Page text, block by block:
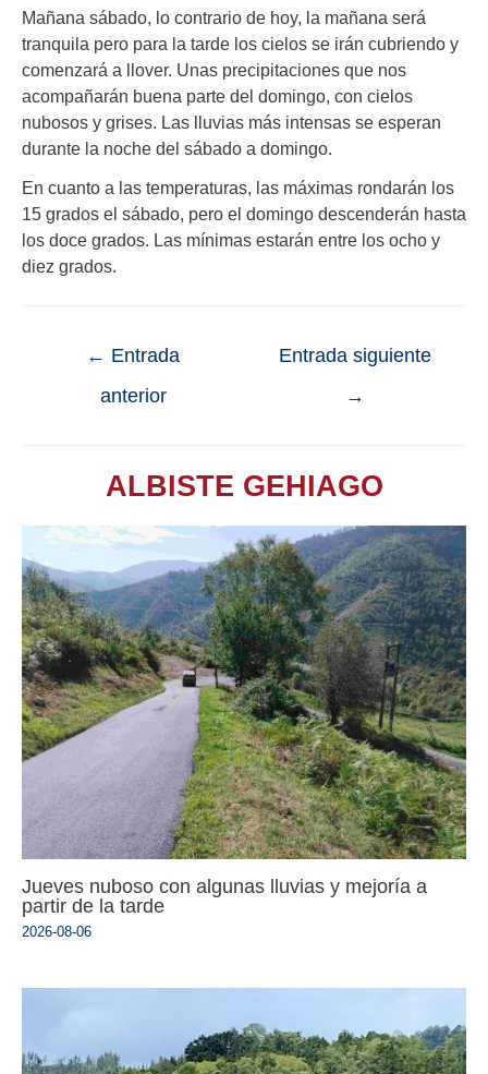
Mañana sábado, lo contrario de hoy, la mañana será
tranquila pero para la tarde los cielos se irán cubriendo y
comenzará a llover. Unas precipitaciones que nos
acompañarán buena parte del domingo, con cielos
nubosos y grises. Las lluvias más intensas se esperan
durante la noche del sábado a domingo.
En cuanto a las temperaturas, las máximas rondarán los
15 grados el sábado, pero el domingo descenderán hasta
los doce grados. Las mínimas estarán entre los ocho y
diez grados.
← Entrada
anterior
Entrada siguiente
→
ALBISTE GEHIAGO
Jueves nuboso con algunas lluvias y mejoría a
partir de la tarde
2026-08-06